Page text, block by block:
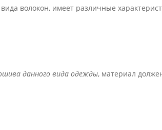
волокон, имеет различные
данного вида одежды, материал